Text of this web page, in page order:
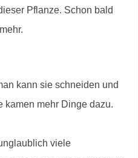
Pflanze. Schon bald
kann sie schneiden und
kamen mehr Dinge dazu.
viele